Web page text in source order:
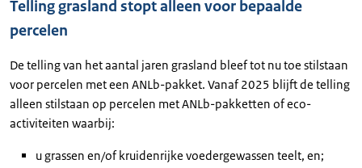
Telling grasland stopt alleen voor bepaalde
percelen
De telling van het aantal jaren grasland bleef tot nu toe stilstaan
voor percelen met een ANLb-pakket. Vanaf 2025 blijft de telling
alleen stilstaan op percelen met ANLb-pakketten of eco-
activiteiten waarbij:
u grassen en/of kruidenrijke voedergewassen teelt, en;